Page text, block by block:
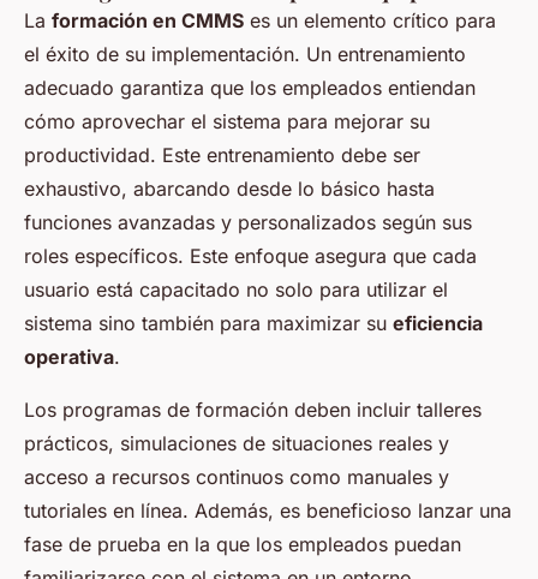
La formación en CMMS es un elemento crítico para
el éxito de su implementación. Un entrenamiento
adecuado garantiza que los empleados entiendan
cómo aprovechar el sistema para mejorar su
productividad. Este entrenamiento debe ser
exhaustivo, abarcando desde lo básico hasta
funciones avanzadas y personalizados según sus
roles específicos. Este enfoque asegura que cada
usuario está capacitado no solo para utilizar el
sistema sino también para maximizar su eficiencia
operativa.
Los programas de formación deben incluir talleres
prácticos, simulaciones de situaciones reales y
acceso a recursos continuos como manuales y
tutoriales en línea. Además, es beneficioso lanzar una
fase de prueba en la que los empleados puedan